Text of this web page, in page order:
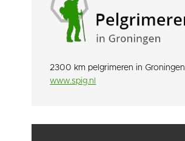
2300 km pelgrimeren in Groningen
www.spig.nl